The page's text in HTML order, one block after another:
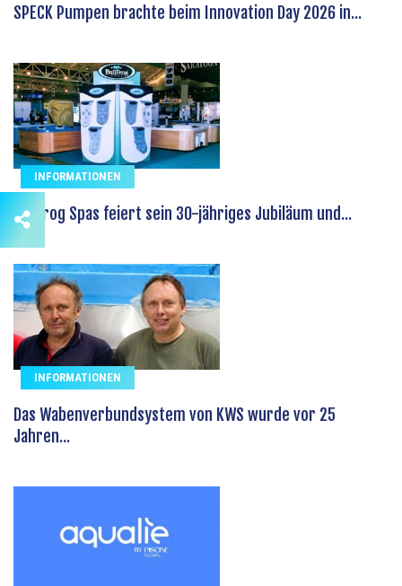
SPECK Pumpen brachte beim Innovation Day 2026 in...
INFORMATIONEN
Bullfrog Spas feiert sein 30-jähriges Jubiläum und...
INFORMATIONEN
Das Wabenverbundsystem von KWS wurde vor 25
Jahren...